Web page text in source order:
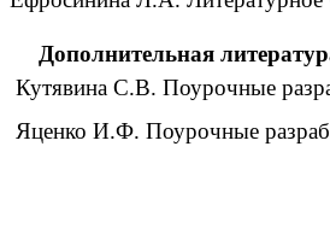
Дополнительная
Кутявина С.В. Поурочные
Яценко И.Ф. Поурочные